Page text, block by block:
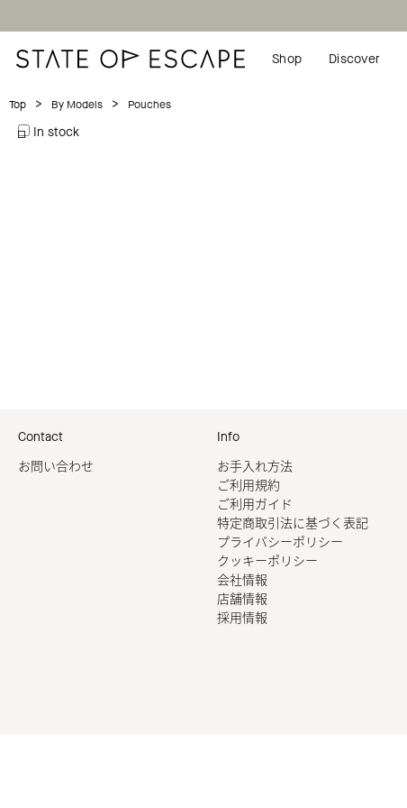
Shop Discover
Top > By Models > Pouches
In stock
Contact
お問い合わせ
Info
お手入れ方法
ご利用規約
ご利用ガイド
特定商取引法に基づく表記
プライバシーポリシー
クッキーポリシー
会社情報
店舗情報
採用情報